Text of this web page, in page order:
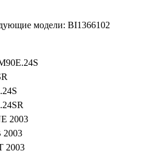
модели: BI1366102
2003
2003
2003